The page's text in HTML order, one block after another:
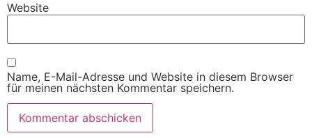
Website
Name, E-Mail-Adresse und Website in diesem Browser
für meinen nächsten Kommentar speichern.